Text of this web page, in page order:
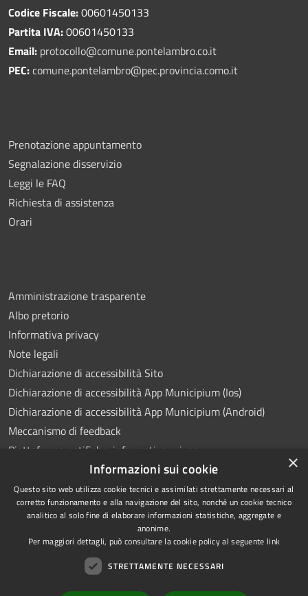
Codice Fiscale:00601450133
Partita IVA:00601450133
Email: protocollo@comune.pontelambro.co.it
PEC:comune.pontelambro@pec.provincia.como.it
Prenotazione appuntamento
Segnalazione disservizio
Leggi le FAQ
Richiesta di assistenza
Orari
Amministrazione trasparente
Albo pretorio
Informativa privacy
Note legali
Dichiarazione di accessibilità Sito
Dichiarazione di accessibilità App Municipium (Ios)
Dichiarazione di accessibilità App Municipium (Android)
Meccanismo di feedback
Piattaforma notifiche: informativa privacy
Videosorveglianza
×
Informazioni sui cookie
Questo sito web utilizza cookie tecnici e assimilati strettamente necessari al
corretto funzionamento e alla navigazione del sito, nonché un cookie tecnico
analitico al solo fine di elaborare informazioni statistiche, aggregate e
anonime.
Per maggiori dettagli, può consultare la cookie policy al seguente link
STRETTAMENTE NECESSARI